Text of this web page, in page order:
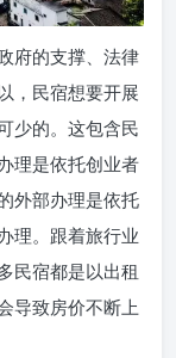
府的支撑、法律
，民宿想要开展
少的。这包含民
理是依托创业者
外部办理是依托
理。跟着旅行业
民宿都是以出租
导致房价不断上